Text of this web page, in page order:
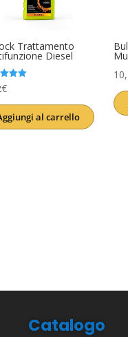
Trattamento
Diesel
€
al carrello
Catalogo